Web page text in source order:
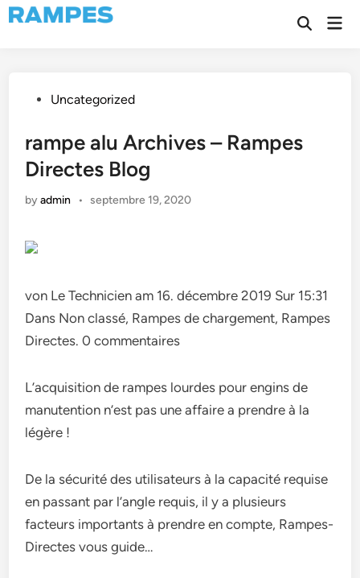
Skip
to
Open
PostedUncategorized
rampe alu Archives – Rampes
Directes Blog
byadmin • septembre 19, 2020
von Le Technicien am 16. décembre 2019 Sur 15:31
Dans Non classé, Rampes de chargement, Rampes
Directes. 0 commentaires
L’acquisition de rampes lourdes pour engins de
manutention n’est pas une affaire a prendre à la
légère !
De la sécurité des utilisateurs à la capacité requise
en passant par l’angle requis, il y a plusieurs
facteurs importants à prendre en compte, Rampes-
Directes vous guide…